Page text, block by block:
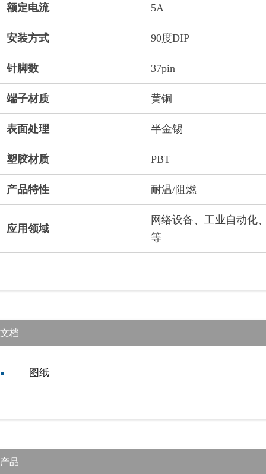
额定电流 5A
安装方式 90度DIP
针脚数 37pin
端子材质 黄铜
表面处理 半金锡
塑胶材质 PBT
产品特性 耐温/阻燃
应用领域
网络设备、工业自动化
等
档
图纸
品